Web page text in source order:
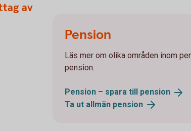
av
Pension
Läs mer om olika områden inom
pension.
Pension – spara till pension
Ta ut allmän pension